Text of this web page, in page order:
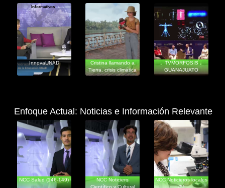
Informativos
InnovaUNAD
Documentales
Cristina llamando a
Tierra, crisis climática
en
Informativos
TVMORFOSIS
GUANAJUATO
Enfoque Actual: Noticias e Información Relevante
Informativos
NCC Salud (146-149)
Informativos
NCC Noticiero
Informativos
NCC Noticieros locales